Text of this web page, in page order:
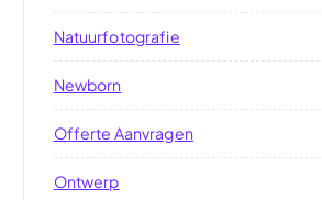
Natuurfotografie
Newborn
Offerte Aanvragen
Ontwerp